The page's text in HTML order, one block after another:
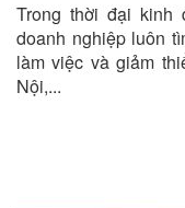
Thông Minh Cho Doanh
Trong thời đại kinh
doanh nghiệp luôn
làm việc và giảm
Nội,...